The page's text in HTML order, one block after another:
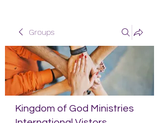
Groups
Kingdom of God Ministries